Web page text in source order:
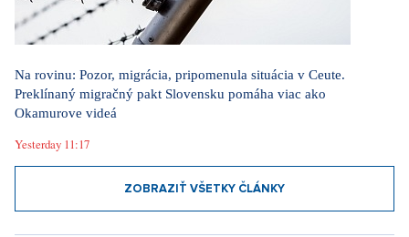
Na rovinu: Pozor, migrácia, pripomenula situácia v Ceute.
Preklínaný migračný pakt Slovensku pomáha viac ako
Okamurove videá
Yesterday 11:17
ZOBRAZIŤ VŠETKY ČLÁNKY